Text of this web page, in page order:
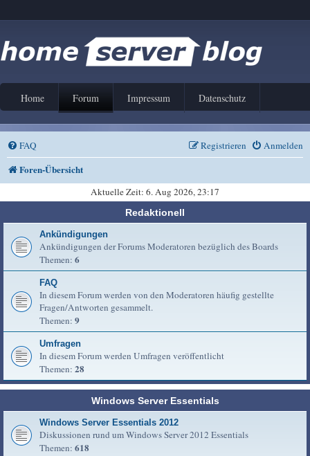
Home Forum Impressum Datenschutz
FAQ Anmelden
Registrieren
Foren-Übersicht
Aktuelle Zeit: 6. Aug 2026, 23:17
Redaktionell
Ankündigungen
Ankündigungen der Forums Moderatoren bezüglich des Boards
Themen: 6
FAQ
In diesem Forum werden von den Moderatoren häufig gestellte
Fragen/Antworten gesammelt.
Themen: 9
Umfragen
In diesem Forum werden Umfragen veröffentlicht
Themen: 28
Windows Server Essentials
Windows Server Essentials 2012
Diskussionen rund um Windows Server 2012 Essentials
Themen: 618